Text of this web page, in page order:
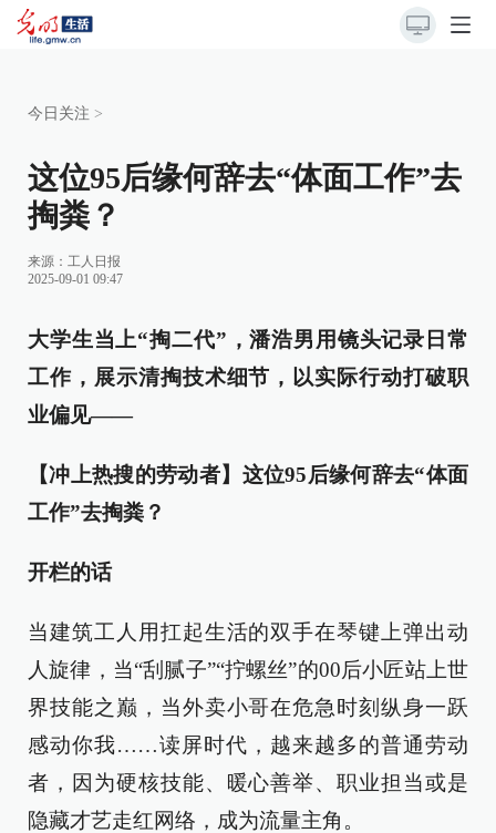
今日关注 >
这位95后缘何辞去“体面工作”去
掏粪？
来源： 工人日报
2025-09-01 09:47
大学生当上“掏二代”，潘浩男用镜头记录日常
工作，展示清掏技术细节，以实际行动打破职
业偏见——
【冲上热搜的劳动者】这位95后缘何辞去“体面
工作”去掏粪？
开栏的话
当建筑工人用扛起生活的双手在琴键上弹出动
人旋律，当“刮腻子”“拧螺丝”的00后小匠站上世
界技能之巅，当外卖小哥在危急时刻纵身一跃
感动你我……读屏时代，越来越多的普通劳动
者，因为硬核技能、暖心善举、职业担当或是
隐藏才艺走红网络，成为流量主角。